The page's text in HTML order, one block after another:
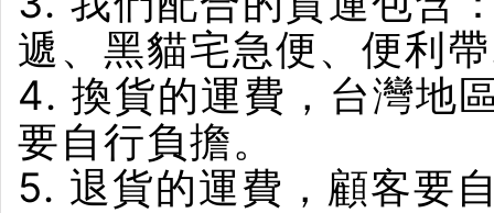
遞、黑貓宅急便、便利
4. 換貨的運費，台灣地
要自行負擔。
5. 退貨的運費，顧客要